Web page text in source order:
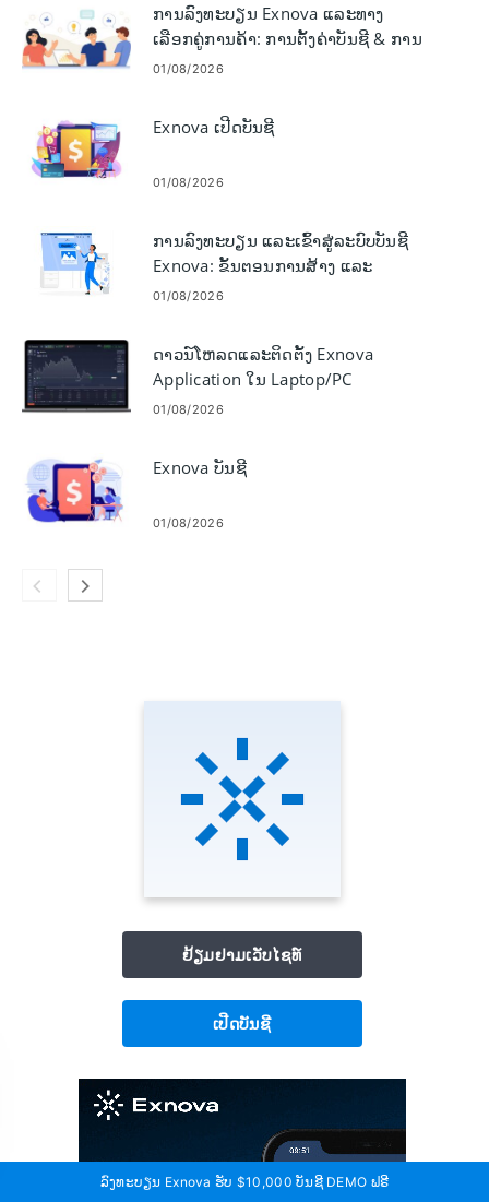
ການລົງທະບຽນ Exnova ແລະທາງ
ເລືອກຄູ່ການຄ້າ: ການຕັ້ງຄ່າບັນຊີ & ການ
ປະຕິບັດການຄ້າ
01/08/2026
Exnova ເປີດບັນຊີ
01/08/2026
ການລົງທະບຽນ ແລະເຂົ້າສູ່ລະບົບບັນຊີ
Exnova: ຂັ້ນຕອນການສ້າງ ແລະ
ເຂົ້າເຖິງ
01/08/2026
ດາວ​ນ​໌​ໂຫລດ​ແລະ​ຕິດ​ຕັ້ງ Exnova
Application ໃນ Laptop/PC
(Windows, macOS)
01/08/2026
Exnova ບັນຊີ
01/08/2026
ຢ້ຽມຢາມເວັບໄຊທ໌
ເປີດບັນຊີ
ລົງທະບຽນ Exnova ຮັບ $10,000 ບັນຊີ DEMO ຟຣີ